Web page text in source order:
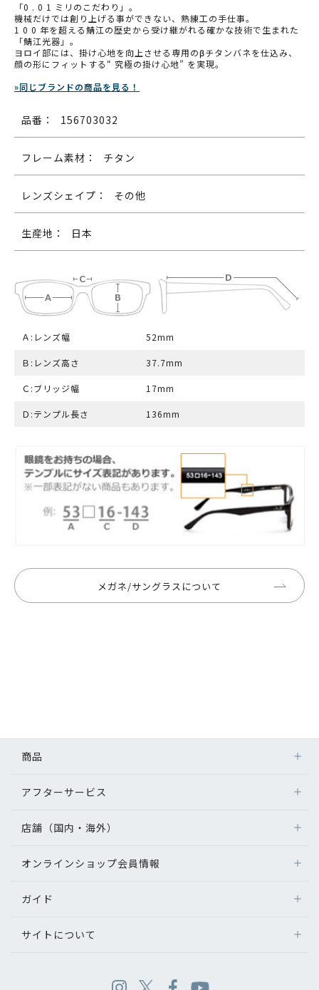
「0 . 0 1 ミリのこだわり」。
機械だけでは創り上げる事ができない、熟練工の手仕事。
1 0 0 年を超える鯖江の歴史から受け継がれる確かな技術で生まれた
「鯖江光器」。
ヨロイ部には、掛け心地を向上させる専用のβチタンバネを仕込み、
顔の形にフィットする“ 究極の掛け心地” を実現。
»同じブランドの商品を見る！
品番： 156703032
フレーム素材： チタン
レンズシェイプ： その他
生産地： 日本
Ａ:レンズ幅 52mm
Ｂ:レンズ高さ 37.7mm
Ｃ:ブリッジ幅 17mm
Ｄ:テンプル長さ 136mm
メガネ/サングラスについて
商品
アフターサービス
店舗（国内・海外）
オンラインショップ会員情報
ガイド
サイトについて